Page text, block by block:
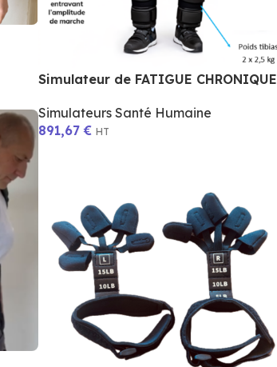
Simulateur de FATIGUE CHRONIQUE
Simulateurs Santé Humaine
891,67€ HT